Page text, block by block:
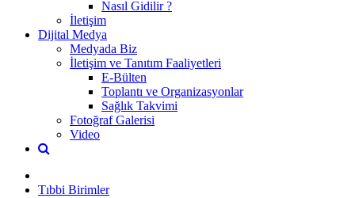
Nasıl Gidilir ?
İletişim
Dijital Medya
Medyada Biz
İletişim ve Tanıtım Faaliyetleri
E-Bülten
Toplantı ve Organizasyonlar
Sağlık Takvimi
Fotoğraf Galerisi
Video
Tıbbi Birimler